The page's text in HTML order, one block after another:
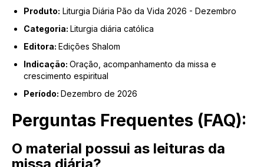
Produto: Liturgia Diária Pão da Vida 2026 - Dezembro
Categoria: Liturgia diária católica
Editora: Edições Shalom
Indicação: Oração, acompanhamento da missa e
crescimento espiritual
Período: Dezembro de 2026
Perguntas Frequentes (FAQ):
O material possui as leituras da